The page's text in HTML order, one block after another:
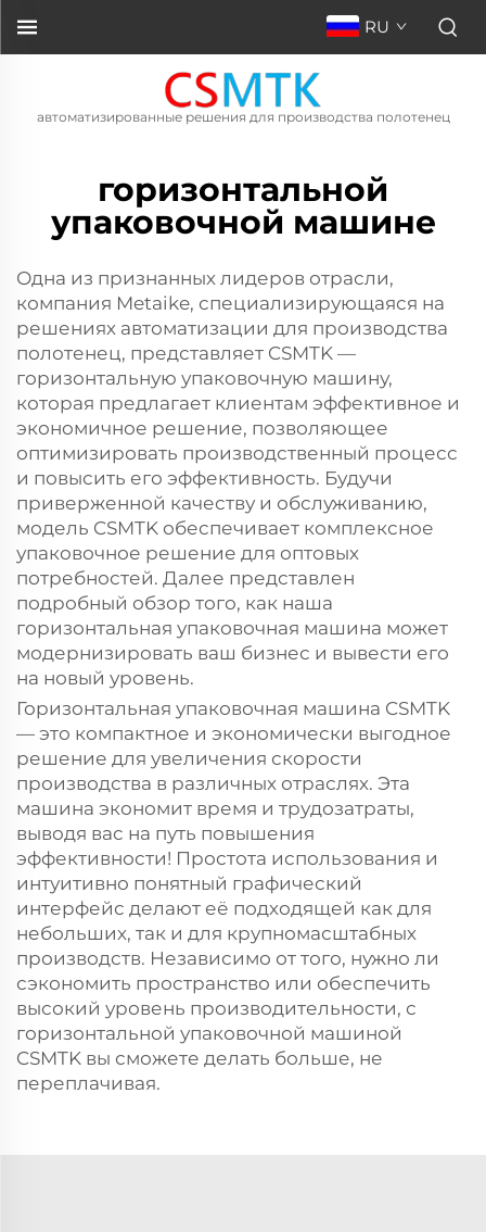
RU
автоматизированные решения для производства полотенец
горизонтальной
упаковочной машине
Одна из признанных лидеров отрасли,
компания Metaike, специализирующаяся на
решениях автоматизации для производства
полотенец, представляет CSMTK —
горизонтальную упаковочную машину,
которая предлагает клиентам эффективное и
экономичное решение, позволяющее
оптимизировать производственный процесс
и повысить его эффективность. Будучи
приверженной качеству и обслуживанию,
модель CSMTK обеспечивает комплексное
упаковочное решение для оптовых
потребностей. Далее представлен
подробный обзор того, как наша
горизонтальная упаковочная машина может
модернизировать ваш бизнес и вывести его
на новый уровень.
Горизонтальная упаковочная машина CSMTK
— это компактное и экономически выгодное
решение для увеличения скорости
производства в различных отраслях. Эта
машина экономит время и трудозатраты,
выводя вас на путь повышения
эффективности! Простота использования и
интуитивно понятный графический
интерфейс делают её подходящей как для
небольших, так и для крупномасштабных
производств. Независимо от того, нужно ли
сэкономить пространство или обеспечить
высокий уровень производительности, с
горизонтальной упаковочной машиной
CSMTK вы сможете делать больше, не
переплачивая.